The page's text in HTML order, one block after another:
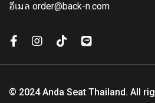
อีเมล order@back-n.com
© 2024 Anda Seat Thailand. All